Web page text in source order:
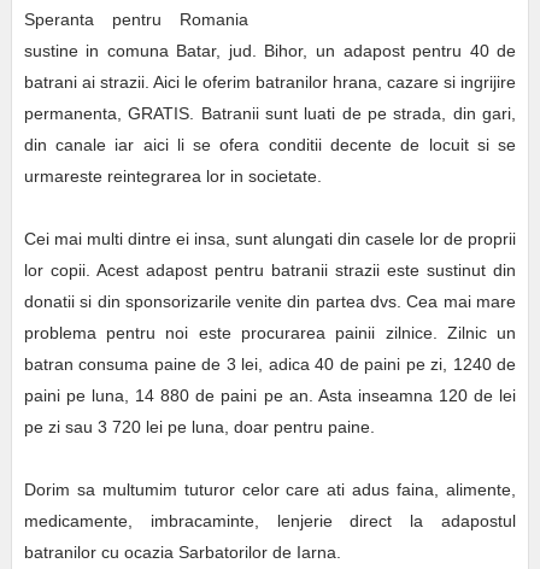
Speranta pentru Romania
sustine in comuna Batar, jud. Bihor, un adapost pentru 40 de
batrani ai strazii. Aici le oferim batranilor hrana, cazare si ingrijire
permanenta, GRATIS. Batranii sunt luati de pe strada, din gari,
din canale iar aici li se ofera conditii decente de locuit si se
urmareste reintegrarea lor in societate.
Cei mai multi dintre ei insa, sunt alungati din casele lor de proprii
lor copii. Acest adapost pentru batranii strazii este sustinut din
donatii si din sponsorizarile venite din partea dvs. Cea mai mare
problema pentru noi este procurarea painii zilnice. Zilnic un
batran consuma paine de 3 lei, adica 40 de paini pe zi, 1240 de
paini pe luna, 14 880 de paini pe an. Asta inseamna 120 de lei
pe zi sau 3 720 lei pe luna, doar pentru paine.
Dorim sa multumim tuturor celor care ati adus faina, alimente,
medicamente, imbracaminte, lenjerie direct la adapostul
batranilor cu ocazia Sarbatorilor de Iarna.